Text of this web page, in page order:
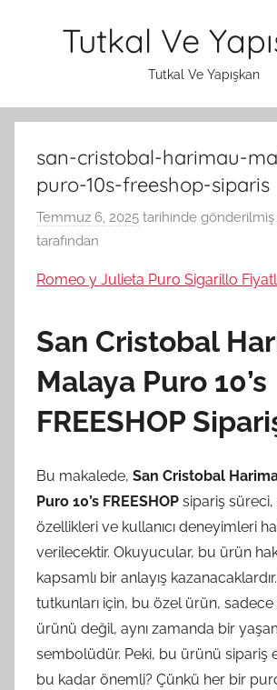
Tutkal Ve
Tutkal Ve Yapışkan
san-cristobal-harimau-
puro-10s-freeshop-siparis
Temmuz 6, 2025 tarihinde gönderilmiş
tarafından
Romeo y Julieta Puro Sigarillo
San Cristobal
Malaya Puro 10’s
FREESHOP
Bu makalede, San Cristobal
Puro 10’s FREESHOP sipariş
özellikleri ve kullanıcı deneyimleri
verilecektir. Okuyucular, bu ürün
kapsamlı bir anlayış
tutkunları için, bu özel ürün,
ürünü değil, aynı zamanda bir
sembolüdür. Peki, bu ürünü sipariş
bu kadar önemli? Çünkü her bir